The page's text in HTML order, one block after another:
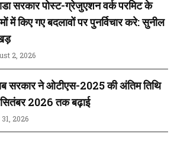
सरकार पोस्ट-ग्रेजुएशन वर्क परमिट के
में किए गए बदलावों पर पुनर्विचार करे: सुनील
2, 2026
सरकार ने ओटीएस-2025 की अंतिम तिथि
2026 तक बढ़ाई
2026